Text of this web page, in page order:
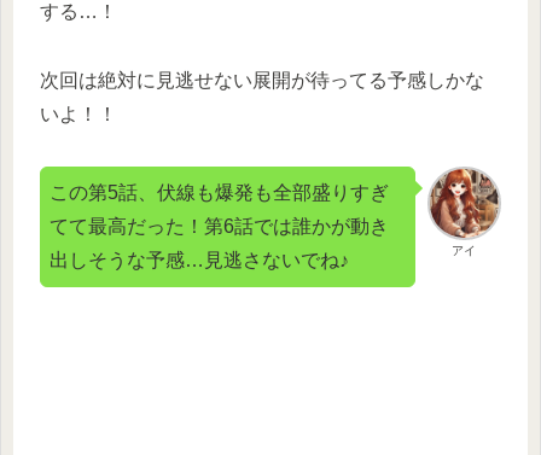
する…！
次回は絶対に見逃せない展開が待ってる予感しかな
いよ！！
アイ
この第5話、伏線も爆発も全部盛りすぎ
てて最高だった！第6話では誰かが動き
出しそうな予感…見逃さないでね♪